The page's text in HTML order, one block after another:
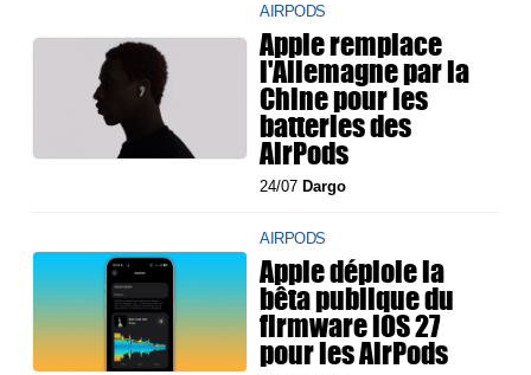
AIRPODS
Apple remplace
l'Allemagne par la
Chine pour les
batteries des
AirPods
24/07Dargo
AIRPODS
Apple déploie la
bêta publique du
firmware iOS 27
pour les AirPods